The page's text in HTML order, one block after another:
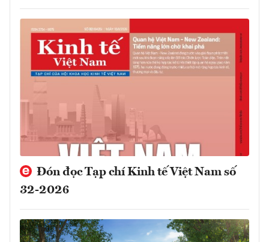
Đón đọc Tạp chí Kinh tế Việt Nam số
32-2026